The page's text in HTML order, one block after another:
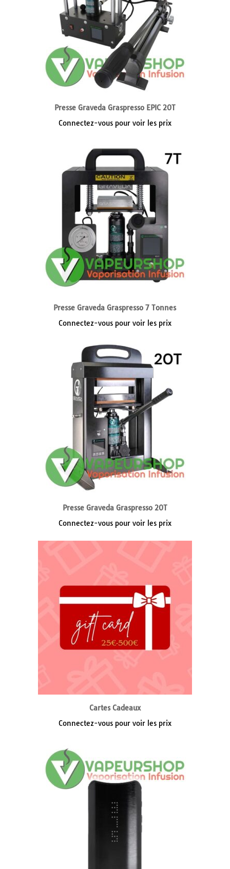
Presse Graveda Graspresso EPIC 20T
Connectez-vous pour voir les prix
Presse Graveda Graspresso 7 Tonnes
Connectez-vous pour voir les prix
Presse Graveda Graspresso 20T
Connectez-vous pour voir les prix
Cartes Cadeaux
Connectez-vous pour voir les prix